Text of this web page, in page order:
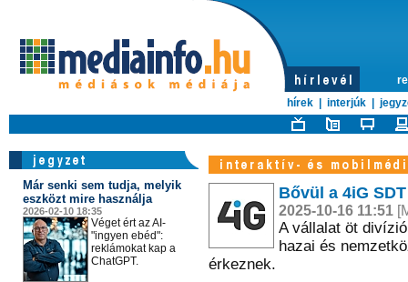
hírek
interjúk
Már senki sem tudja, melyik
eszközt mire használja
2026-02-10 18:35
Véget ért az AI-
"ingyen ebéd":
reklámokat kap a
ChatGPT.
Bővül a 4iG
2025-10-16 11:51
A vállalat öt
hazai és
érkeznek.